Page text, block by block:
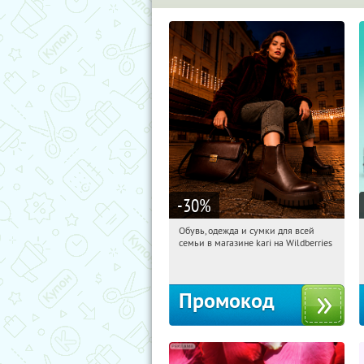
-30%
18:30:24 Получили:
Обувь, одежда и сумки для всей
семьи в магазине kari на Wildberries
Промокод